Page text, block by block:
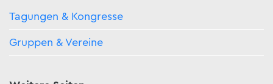
Tagungen & Kongresse
Gruppen & Vereine